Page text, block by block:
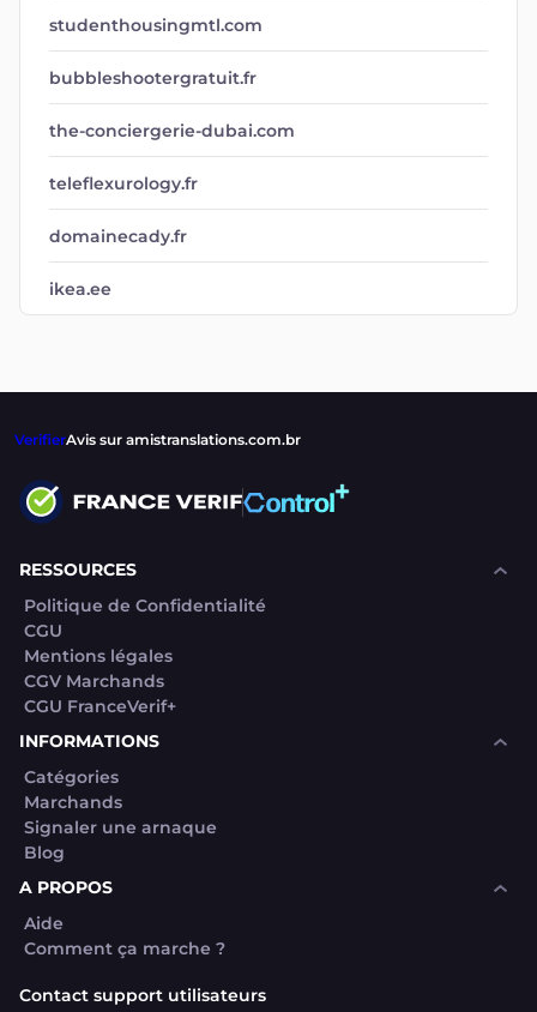
studenthousingmtl.com
bubbleshootergratuit.fr
the-conciergerie-dubai.com
teleflexurology.fr
domainecady.fr
ikea.ee
VerifierAvis sur amistranslations.com.br
RESSOURCES
Politique de Confidentialité
CGU
Mentions légales
CGV Marchands
CGU FranceVerif+
INFORMATIONS
Catégories
Marchands
Signaler une arnaque
Blog
A PROPOS
Aide
Comment ça marche ?
Contact support utilisateurs